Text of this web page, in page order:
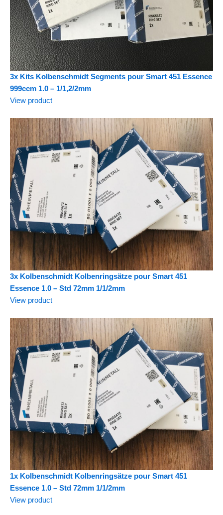
3x Kits Kolbenschmidt Segments pour Smart 451 Essence
999ccm 1.0 – 1/1,2/2mm
View product
3x Kolbenschmidt Kolbenringsätze pour Smart 451
Essence 1.0 – Std 72mm 1/1/2mm
View product
1x Kolbenschmidt Kolbenringsätze pour Smart 451
Essence 1.0 – Std 72mm 1/1/2mm
View product